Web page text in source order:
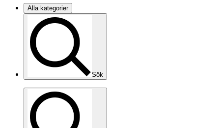
Alla kategorier
Sök